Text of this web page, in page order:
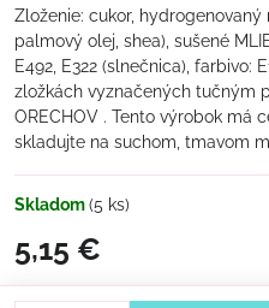
Zloženie: cukor,
palmový olej, shea), sušené
E492, E322 (slnečnica), farbivo:
zložkách vyznačených tučným
ORECHOV . Tento výrobok má
skladujte na suchom, tmavom
Skladom(5 ks)
5,15 €